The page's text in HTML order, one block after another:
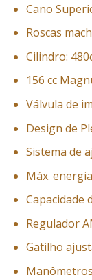
Cano
Roscas
Cilindro:
156 cc
Válvula de
Design de
Sistema de
Máx.
Capacidade
Regulador
Gatilho